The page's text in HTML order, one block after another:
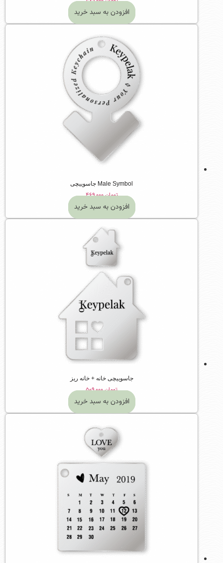
افزودن به سبد خرید
Male Symbol جاسوییچی
تومان۴۶۹,۰۰۰
افزودن به سبد خرید
جاسوییچی خانه + خانه ریز
تومان۵۰۹,۰۰۰
افزودن به سبد خرید